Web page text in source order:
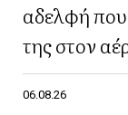
αδελφή που
της στον
06.08.26